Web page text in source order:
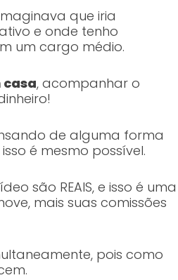
que iria
e onde tenho
um cargo médio.
, acompanhar o
de alguma forma
é mesmo possível.
são REAIS, e isso é uma
mais suas comissões
pois como